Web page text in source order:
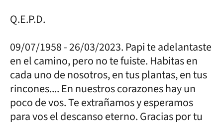
Q.E.P.D.
09/07/1958 - 26/03/2023. Papi te adelantaste
en el camino, pero no te fuiste. Habitas en
cada uno de nosotros, en tus plantas, en tus
rincones.... En nuestros corazones hay un
poco de vos. Te extrañamos y esperamos
para vos el descanso eterno. Gracias por tu